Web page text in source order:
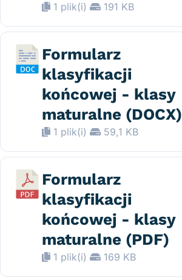
1 plik(i) 191 KB
Formularz
klasyfikacji
końcowej - klasy
maturalne (DOCX)
1 plik(i) 59,1 KB
Formularz
klasyfikacji
końcowej - klasy
maturalne (PDF)
1 plik(i) 169 KB